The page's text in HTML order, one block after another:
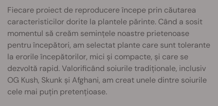
Fiecare proiect de reproducere începe prin căutarea
caracteristicilor dorite la plantele părinte. Când a sosit
momentul să creăm semințele noastre prietenoase
pentru începători, am selectat plante care sunt tolerante
la erorile începătorilor, mici și compacte, și care se
dezvoltă rapid. Valorificând soiurile tradiționale, inclusiv
OG Kush, Skunk și Afghani, am creat unele dintre soiurile
cele mai puțin pretențioase.